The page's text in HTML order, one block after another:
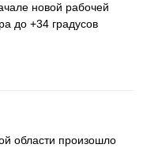
новой рабочей
до +34 градусов
области произошло